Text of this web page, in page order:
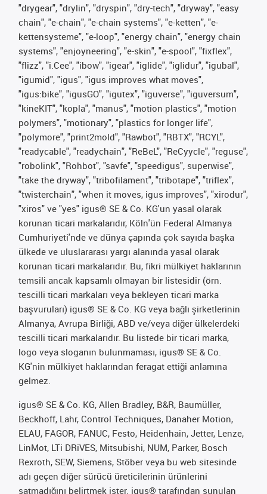
"drygear", "drylin", "dryspin", "dry-tech", "dryway", "easy
chain", "e-chain", "e-chain systems", "e-ketten", "e-
kettensysteme", "e-loop", "energy chain", "energy chain
systems", "enjoyneering", "e-skin", "e-spool", "fixflex",
"flizz", "i.Cee", "ibow", "igear", "iglide", "iglidur", "igubal",
"igumid", "igus", "igus improves what moves",
"igus:bike", "igusGO", "igutex", "iguverse", "iguversum",
"kineKIT", "kopla", "manus", "motion plastics", "motion
polymers", "motionary", "plastics for longer life",
"polymore", "print2mold", "Rawbot", "RBTX", "RCYL",
"readycable", "readychain", "ReBeL", "ReCyycle", "reguse",
"robolink", "Rohbot", "savfe", "speedigus", superwise",
"take the dryway", "tribofilament", "tribotape", "triflex",
"twisterchain", "when it moves, igus improves", "xirodur",
"xiros" ve "yes" igus® SE & Co. KG'un yasal olarak
korunan ticari markalarıdır, Köln'ün Federal Almanya
Cumhuriyeti'nde ve dünya çapında çok sayıda başka
ülkede ve uluslararası yargı alanında yasal olarak
korunan ticari markalarıdır. Bu, fikri mülkiyet haklarının
temsili ancak kapsamlı olmayan bir listesidir (örn.
tescilli ticari markaları veya bekleyen ticari marka
başvuruları) igus® SE & Co. KG veya bağlı şirketlerinin
Almanya, Avrupa Birliği, ABD ve/veya diğer ülkelerdeki
tescilli ticari markalarıdır. Bu listede bir ticari marka,
logo veya sloganın bulunmaması, igus® SE & Co.
KG'nin mülkiyet haklarından feragat ettiği anlamına
gelmez.
igus® SE & Co. KG, Allen Bradley, B&R, Baumüller,
Beckhoff, Lahr, Control Techniques, Danaher Motion,
ELAU, FAGOR, FANUC, Festo, Heidenhain, Jetter, Lenze,
LinMot, LTi DRiVES, Mitsubishi, NUM, Parker, Bosch
Rexroth, SEW, Siemens, Stöber veya bu web sitesinde
adı geçen diğer sürücü üreticilerinin ürünlerini
satmadığını belirtmek ister. igus® tarafından sunulan